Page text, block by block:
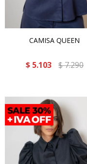
CAMISA QUEEN
$ 5.103 $7.290